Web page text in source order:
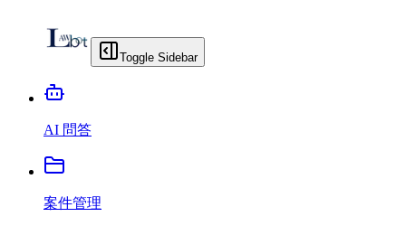
Toggle Sidebar
AI 問答
案件管理